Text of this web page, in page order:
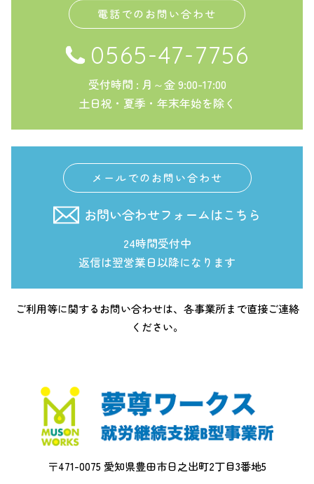
電話でのお問い合わせ
0565-47-7756
受付時間 : 月～金 9:00-17:00
土日祝・夏季・年末年始を除く
メールでのお問い合わせ
お問い合わせフォームはこちら
24時間受付中
返信は翌営業日以降になります
ご利用等に関するお問い合わせは、各事業所まで直接ご連絡
ください。
〒471-0075 愛知県豊田市日之出町2丁目3番地5